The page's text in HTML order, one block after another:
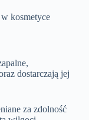
kosmetyce
dostarczają jej
za zdolność